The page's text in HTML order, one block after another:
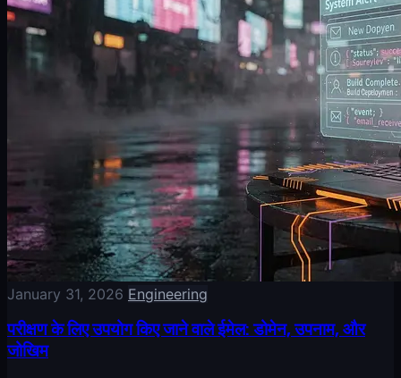
January 31, 2026 Engineering
परीक्षण के लिए उपयोग किए जाने वाले ईमेल: डोमेन, उपनाम, और
जोखिम